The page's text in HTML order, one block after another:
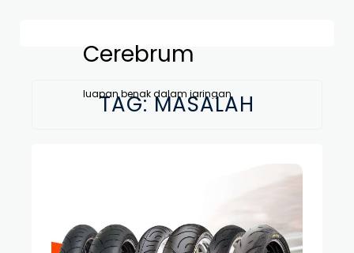
Cerebrum
luapan benak dalam jaringan
TAG:MASALAH